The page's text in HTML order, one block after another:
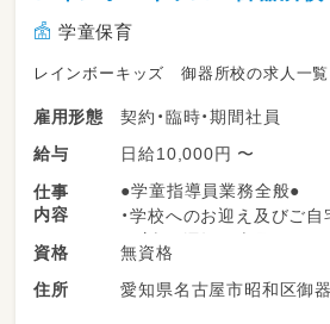
学童保育
レインボーキッズ 御器所校の求人一覧
雇用形態
契約・臨時・期間社員
給与
日給10,000円 〜
仕事
内容
●学童指導員業務全般●
・学校へのお迎え及びご
（車の運転は専属がいる
・勉強のサポート
※学校の宿題＋塾の宿題
資格
無資格
住所
愛知県名古屋市昭和区御